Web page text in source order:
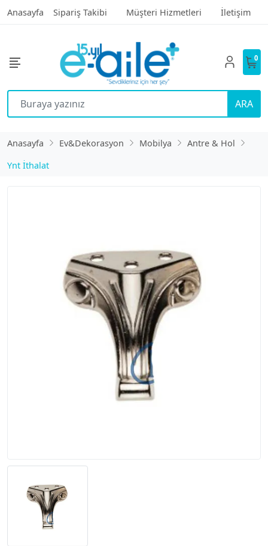
Anasayfa Sipariş Takibi Müşteri Hizmetleri İletişim
ARA
0
Anasayfa Ev&Dekorasyon Mobilya
Antre & Hol
Ynt İthalat